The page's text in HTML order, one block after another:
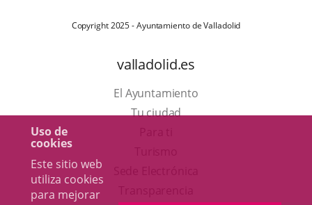
Uso de
cookies
Este sitio web
utiliza cookies
para mejorar
Copyright 2025 - Ayuntamiento de Valladolid
valladolid.es
El Ayuntamiento
Tu ciudad